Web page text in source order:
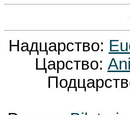
Надцарство:
Царство: